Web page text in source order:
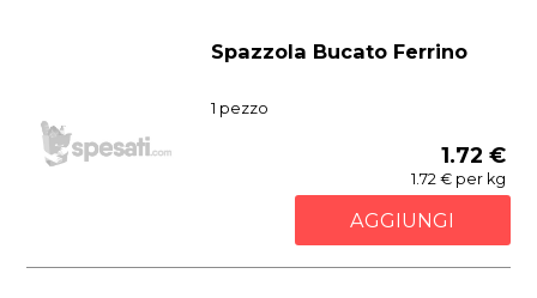
Spazzola Bucato Ferrino
1 pezzo
1.72 €
1.72 € per kg
AGGIUNGI